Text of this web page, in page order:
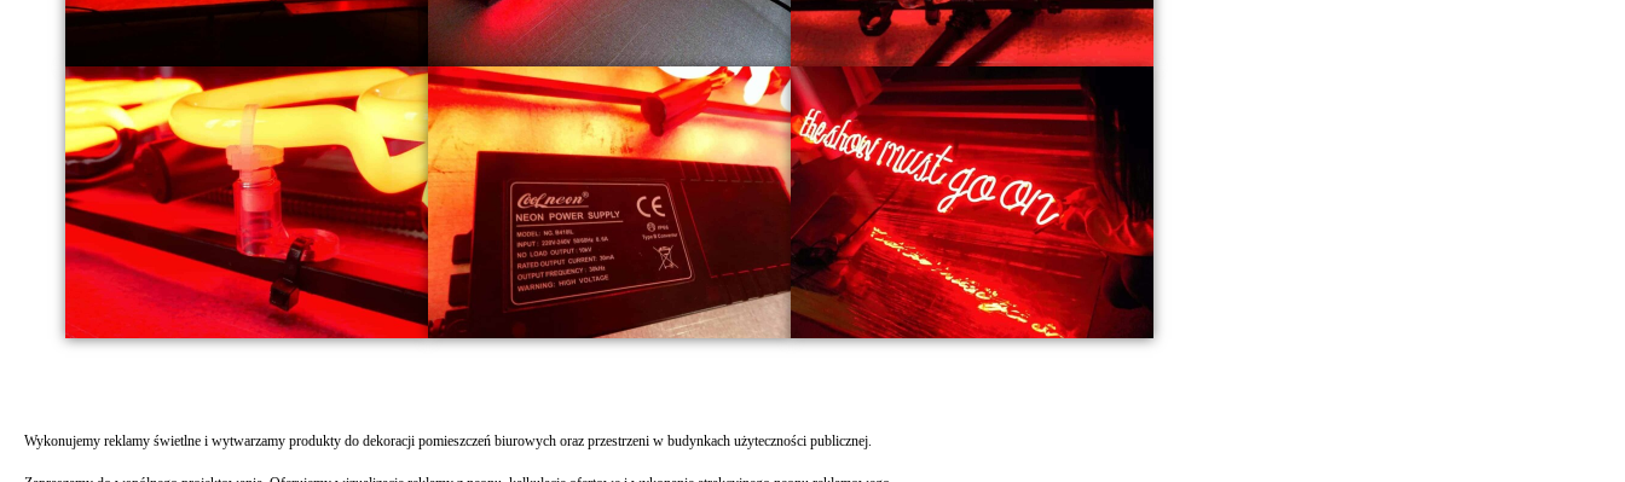
Wykonujemy reklamy świetlne i wytwarzamy produkty do dekoracji pomieszczeń biurowych oraz przestrzeni w budynkach użyteczności publicznej.